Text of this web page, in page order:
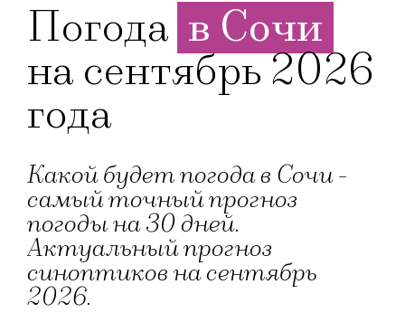
Погода в Сочи
на сентябрь 2026
года
Какой будет погода в Сочи -
самый точный прогноз
погоды на 30 дней.
Актуальный прогноз
синоптиков на сентябрь
2026.